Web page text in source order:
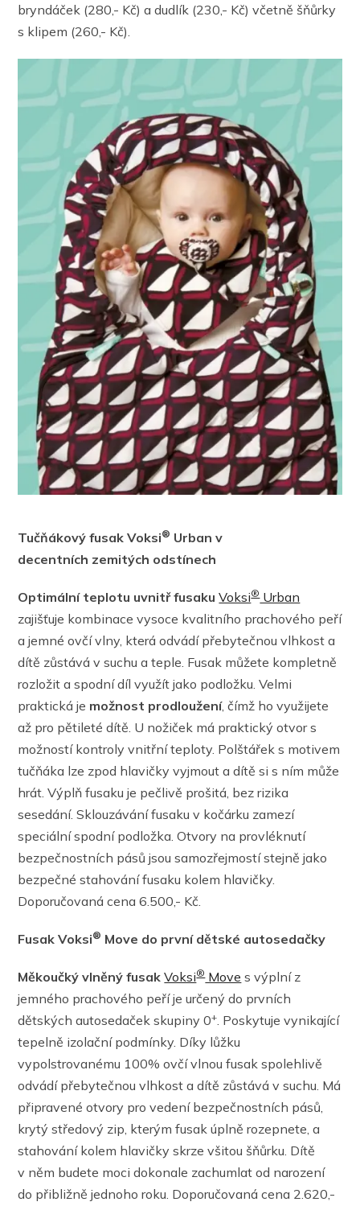
bryndáček (280,- Kč) a dudlík (230,- Kč) včetně šňůrky
s klipem (260,- Kč).
Tučňákový fusak Voksi® Urban v
decentních zemitých odstínech
Optimální teplotu uvnitř fusakuVoksi®Urban
zajišťuje kombinace vysoce kvalitního prachového peří
a jemné ovčí vlny, která odvádí přebytečnou vlhkost a
dítě zůstává v suchu a teple. Fusak můžete kompletně
rozložit a spodní díl využít jako podložku. Velmi
praktická je možnost prodloužení, čímž ho využijete
až pro pětileté dítě. U nožiček má praktický otvor s
možností kontroly vnitřní teploty. Polštářek s motivem
tučňáka lze zpod hlavičky vyjmout a dítě si s ním může
hrát. Výplň fusaku je pečlivě prošitá, bez rizika
sesedání. Sklouzávání fusaku v kočárku zamezí
speciální spodní podložka. Otvory na provléknutí
bezpečnostních pásů jsou samozřejmostí stejně jako
bezpečné stahování fusaku kolem hlavičky.
Doporučovaná cena 6.500,- Kč.
Fusak Voksi® Move do první dětské autosedačky
Měkoučký vlněný fusakVoksi®Move s výplní z
jemného prachového peří je určený do prvních
dětských autosedaček skupiny 0+ . Poskytuje vynikající
tepelně izolační podmínky. Díky lůžku
vypolstrovanému 100% ovčí vlnou fusak spolehlivě
odvádí přebytečnou vlhkost a dítě zůstává v suchu. Má
připravené otvory pro vedení bezpečnostních pásů,
krytý středový zip, kterým fusak úplně rozepnete, a
stahování kolem hlavičky skrze všitou šňůrku. Dítě
v něm budete moci dokonale zachumlat od narození
do přibližně jednoho roku. Doporučovaná cena 2.620,-